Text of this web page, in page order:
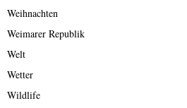
Weihnachten
Weimarer Republik
Welt
Wetter
Wildlife